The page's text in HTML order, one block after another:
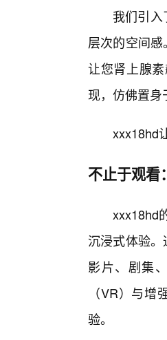
我们引
层次的空间
让您肾上腺
现，仿佛置身
xxx18hd
不止于观看
xxx18hd
沉浸式体验
影片、剧集
（VR）与
验。